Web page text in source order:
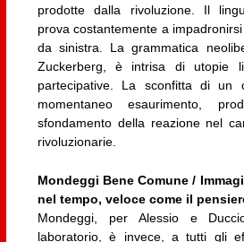
prodotte dalla rivoluzione. Il
prova costantemente a
da sinistra. La grammatica
Zuckerberg, è intrisa di utopie
partecipative. La sconfitta di
momentaneo esaurimento,
sfondamento della reazione nel
rivoluzionarie.
Mondeggi Bene Comune /
nel tempo, veloce come il
Mondeggi, per Alessio e
laboratorio, è invece, a tutti gli